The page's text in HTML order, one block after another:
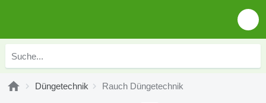
Düngetechnik Rauch Düngetechnik